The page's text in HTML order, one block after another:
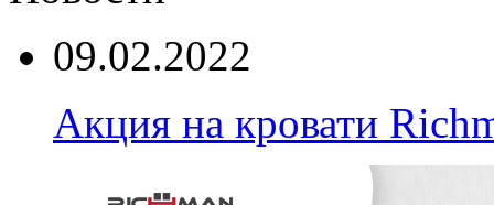
09.02.2022
Акция на кровати